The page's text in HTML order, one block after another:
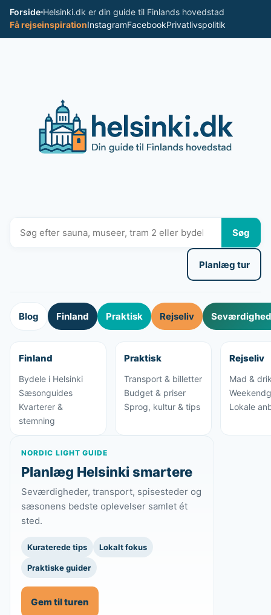
Spring
indhold
Forside Helsinki.dk er din guide til Finlands hovedstad
Få rejseinspirationInstagramFacebookPrivatlivspolitik
Søg
Planlæg tur
Blog Finland Praktisk Rejseliv
Finland
Bydele i Helsinki
Sæsonguides
Kvarterer &
stemning
Praktisk
Transport & billetter
Budget & priser
Sprog, kultur & tips
Rejseliv
Mad &
Lokale
NORDIC LIGHT GUIDE
Planlæg Helsinki smartere
Seværdigheder, transport, spisesteder og
sæsonens bedste oplevelser samlet ét
sted.
Kuraterede tips Lokalt fokus
Praktiske guider
Gem til turen